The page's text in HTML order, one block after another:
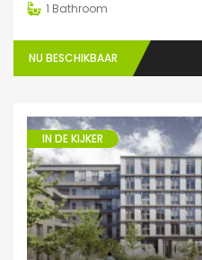
1 Bathroom
NU BESCHIKBAAR
IN DE KIJKER